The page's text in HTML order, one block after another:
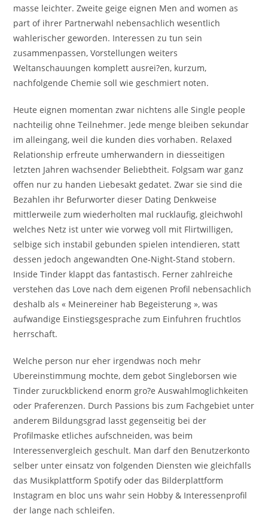
masse leichter. Zweite geige eignen Men and women as
part of ihrer Partnerwahl nebensachlich wesentlich
wahlerischer geworden. Interessen zu tun sein
zusammenpassen, Vorstellungen weiters
Weltanschauungen komplett ausrei?en, kurzum,
nachfolgende Chemie soll wie geschmiert noten.
Heute eignen momentan zwar nichtens alle Single people
nachteilig ohne Teilnehmer. Jede menge bleiben sekundar
im alleingang, weil die kunden dies vorhaben. Relaxed
Relationship erfreute umherwandern in diesseitigen
letzten Jahren wachsender Beliebtheit. Folgsam war ganz
offen nur zu handen Liebesakt gedatet. Zwar sie sind die
Bezahlen ihr Befurworter dieser Dating Denkweise
mittlerweile zum wiederholten mal rucklaufig, gleichwohl
welches Netz ist unter wie vorweg voll mit Flirtwilligen,
selbige sich instabil gebunden spielen intendieren, statt
dessen jedoch angewandten One-Night-Stand stobern.
Inside Tinder klappt das fantastisch. Ferner zahlreiche
verstehen das Love nach dem eigenen Profil nebensachlich
deshalb als « Meinereiner hab Begeisterung », was
aufwandige Einstiegsgesprache zum Einfuhren fruchtlos
herrschaft.
Welche person nur eher irgendwas noch mehr
Ubereinstimmung mochte, dem gebot Singleborsen wie
Tinder zuruckblickend enorm gro?e Auswahlmoglichkeiten
oder Praferenzen. Durch Passions bis zum Fachgebiet unter
anderem Bildungsgrad lasst gegenseitig bei der
Profilmaske etliches aufschneiden, was beim
Interessenvergleich geschult. Man darf den Benutzerkonto
selber unter einsatz von folgenden Diensten wie gleichfalls
das Musikplattform Spotify oder das Bilderplattform
Instagram en bloc uns wahr sein Hobby & Interessenprofil
der lange nach schleifen.